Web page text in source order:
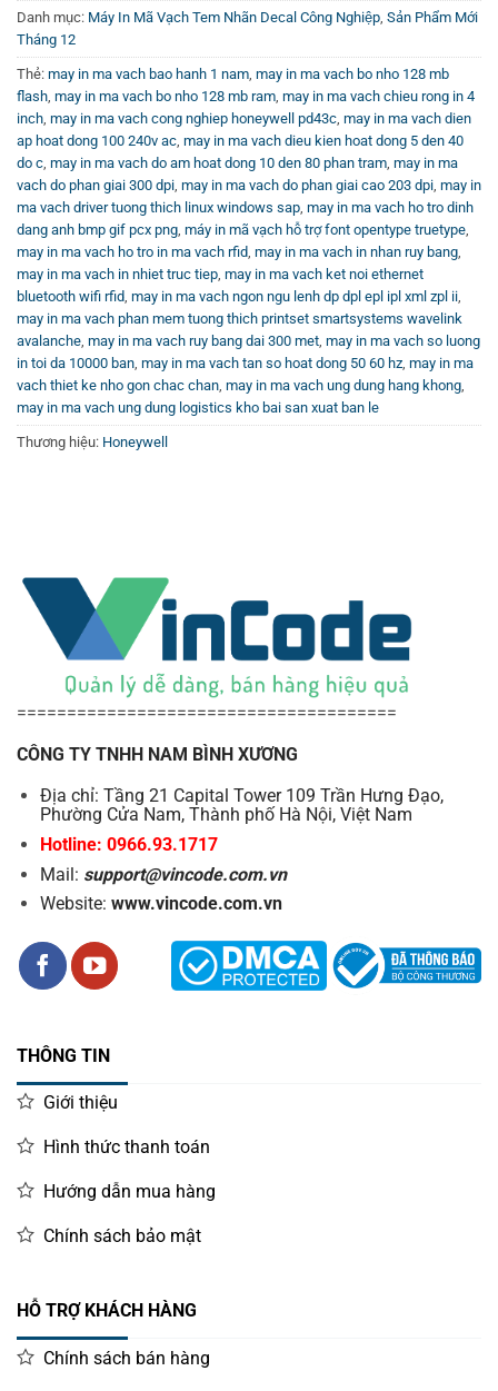
–Smart Printing:Hỗ trợ chạy ứng dụng trực tiếp trên máy,
giới hạn sự phụ thuộc vào PC.
–Tính linh hoạt trong sử dụng:Tương thích với nhiều loại
vật tư in, dễ dàng thay thế bộ phận mà không cần dụng cụ.
–Tốc độ in nhanh:Đáp ứng nhu cầu in liên tục trong môi
trường làm việc năng động.
Với tất cả những ưu điểm trên, Honeywell PD43C xứng
đáng là lựa chọn hàng đầu cho những doanh nghiệp đang
tìm kiếm giải pháp in mã vạch công nghiệp tối ưu, bền bỉ
và hiệu quả.
Để biết thêm chi tiết về các dòngMáy In Mã Vạch Công
Nghiệpvà xem những video hướng dẫn sử dụng, đừng
quên theo dõiKênh Youtube Vincodeđể cập nhật thông tin
mới nhất.
Danh mục: Máy In Mã Vạch Tem Nhãn Decal Công Nghiệp Sản Phẩm Mới
Tháng 12
Thẻ: may in ma vach bao hanh 1 nam may in ma vach bo nho 128 mb
flash may in ma vach bo nho 128 mb ram may in ma vach chieu rong in 4
inch may in ma vach cong nghiep honeywell pd43c may in ma vach dien
ap hoat dong 100 240v ac may in ma vach dieu kien hoat dong 5 den 40
do c may in ma vach do am hoat dong 10 den 80 phan tram may in ma
vach do phan giai 300 dpi may in ma vach do phan giai cao 203 dpi may in
ma vach driver tuong thich linux windows sap may in ma vach ho tro dinh
dang anh bmp gif pcx png máy in mã vạch hỗ trợ font opentype truetype
may in ma vach ho tro in ma vach rfid may in ma vach in nhan ruy bang
may in ma vach in nhiet truc tiep may in ma vach ket noi ethernet
bluetooth wifi rfid may in ma vach ngon ngu lenh dp dpl epl ipl xml zpl ii
may in ma vach phan mem tuong thich printset smartsystems wavelink
avalanche may in ma vach ruy bang dai 300 met may in ma vach so luong
in toi da 10000 ban may in ma vach tan so hoat dong 50 60 hz may in ma
vach thiet ke nho gon chac chan may in ma vach ung dung hang khong
may in ma vach ung dung logistics kho bai san xuat ban le
Thương hiệu: Honeywell
======================================
CÔNG TY TNHH NAM BÌNH XƯƠNG
Địa chỉ: Tầng 21 Capital Tower 109 Trần Hưng Đạo,
Phường Cửa Nam, Thành phố Hà Nội, Việt Nam
Hotline: 0966.93.1717
Mail: support@vincode.com.vn
Website: www.vincode.com.vn
THÔNG TIN
Giới thiệu
Hình thức thanh toán
Hướng dẫn mua hàng
Chính sách bảo mật
HỖ TRỢ KHÁCH HÀNG
Chính sách bán hàng